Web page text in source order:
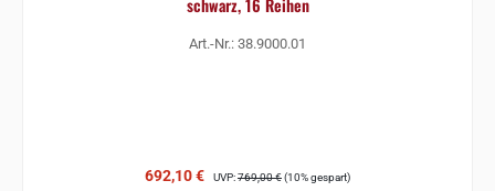
schwarz, 16 Reihen
Art.-Nr.: 38.9000.01
Verkaufspreis:
692,10 € Regulärer Preis:
UVP:769,00 €(10% gespart)